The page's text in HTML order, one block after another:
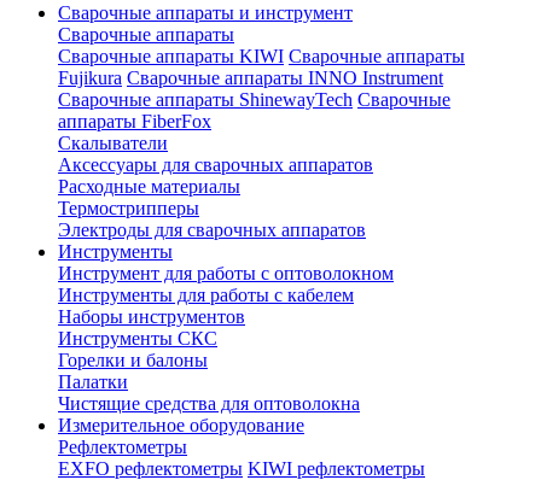
Сварочные аппараты и инструмент
Сварочные аппараты
Сварочные аппараты KIWI Сварочные аппараты
Fujikura Сварочные аппараты INNO Instrument
Сварочные аппараты ShinewayTech Cварочные
аппараты FiberFox
Скалыватели
Аксессуары для сварочных аппаратов
Расходные материалы
Термострипперы
Электроды для сварочных аппаратов
Инструменты
Инструмент для работы с оптоволокном
Инструменты для работы с кабелем
Наборы инструментов
Инструменты СКС
Горелки и балоны
Палатки
Чистящие средства для оптоволокна
Измерительное оборудование
Рефлектометры
EXFO рефлектометры KIWI рефлектометры